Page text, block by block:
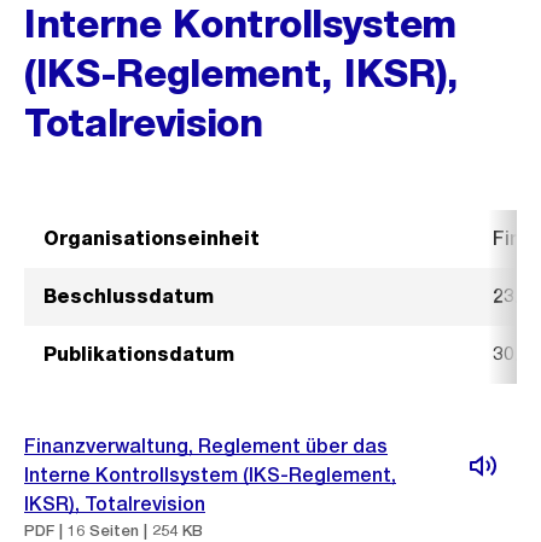
Interne Kontrollsystem
(IKS-Reglement, IKSR),
Totalrevision
Organisationseinheit
Beschlussdatum 23.
Publikationsdatum 30.
Finanzverwaltung, Reglement über das
Interne Kontrollsystem (IKS-Reglement,
IKSR), Totalrevision
PDF | 16 Seiten | 254 KB